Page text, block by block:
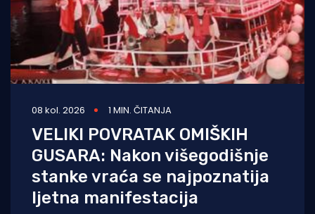
08 kol. 2026 1 MIN. ČITANJA
VELIKI POVRATAK OMIŠKIH
GUSARA: Nakon višegodišnje
stanke vraća se najpoznatija
ljetna manifestacija